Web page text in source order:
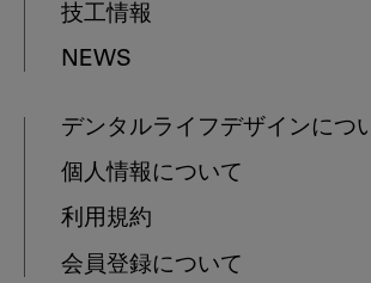
技工情報
NEWS
デンタルライフデザインにつ
個人情報について
利用規約
会員登録について